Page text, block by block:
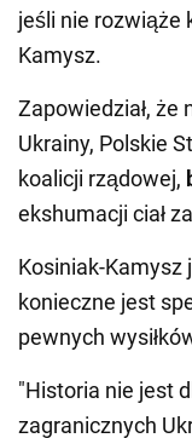
jeśli nie rozwiąże
Kamysz.
Zapowiedział, że
Ukrainy, Polskie
koalicji rządowej,
ekshumacji ciał
Kosiniak-Kamysz
konieczne jest
pewnych
"Historia nie jest
zagranicznych